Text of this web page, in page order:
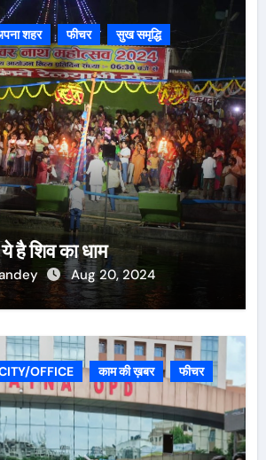
शहर फीचर सुख समृद्धि
है शिव का धाम
Aug 20, 2024
OFFICE काम की ख़बर फीचर